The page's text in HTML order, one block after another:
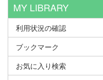
MY LIBRARY
利用状況の確認
ブックマーク
お気に入り検索